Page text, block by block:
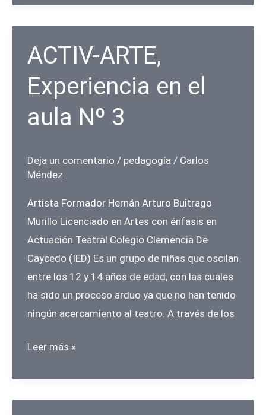
Experiencia
en
el
aula
Nº
ACTIV-ARTE,
Experiencia en el
aula Nº 3
Deja un comentario / pedagogía/ Carlos
Méndez
Artista Formador Hernán Arturo Buitrago
Murillo Licenciado en Artes con énfasis en
Actuación Teatral Colegio Clemencia De
Caycedo (IED) Es un grupo de niñas que oscilan
entre los 12 y 14 años de edad, con las cuales
ha sido un proceso arduo ya que no han tenido
ningún acercamiento al teatro. A través de los
ACTIV-
Experiencia
en
Leer más »